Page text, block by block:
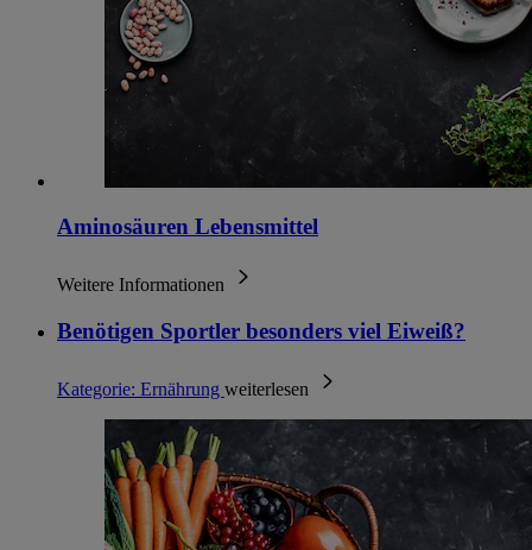
Aminosäuren Lebensmittel
Weitere Informationen
Benötigen Sportler besonders viel Eiweiß?
Kategorie: Ernährung weiterlesen